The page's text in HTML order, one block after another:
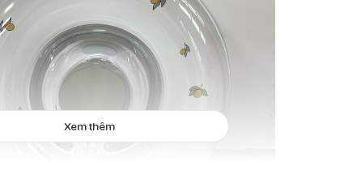
Xem thêm